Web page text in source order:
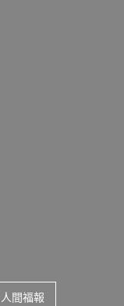
人間福報